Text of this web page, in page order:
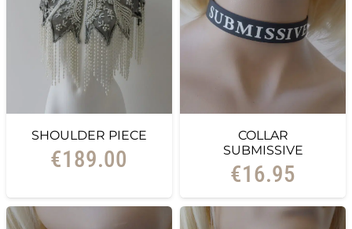
SHOULDER PIECE
€189.00
COLLAR
SUBMISSIVE
€16.95